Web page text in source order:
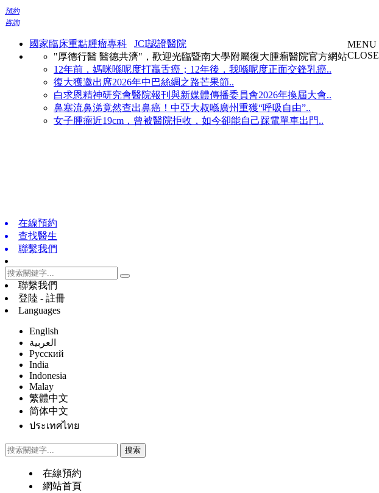
預約
咨詢
國家臨床重點腫瘤專科
JCI認證醫院
"厚德行醫 醫德共濟"，歡迎光臨暨南大學附屬復大腫瘤醫院官方網站
12年前，媽咪喺呢度打贏舌癌；12年後，我喺呢度正面交鋒乳癌..
復大獲邀出席2026年中巴絲綢之路芒果節..
白求恩精神研究會醫院報刊與新媒體傳播委員會2026年換屆大會..
鼻塞流鼻涕竟然查出鼻癌！中亞大叔喺廣州重獲“呼吸自由”..
女子腫瘤近19cm，曾被醫院拒收，如今卻能自己踩電單車出門..
MENU
CLOSE
在線預約
查找醫生
聯繫我們
聯繫我們
登陸 - 註冊
Languages
English
العربية
Русский
India
Indonesia
Malay
繁體中文
简体中文
ประเทศไทย
在線預約
網站首頁